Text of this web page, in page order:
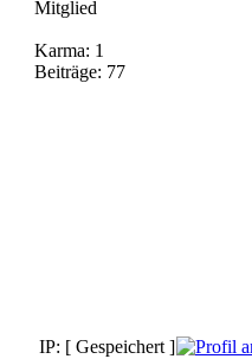
Mitglied
Karma: 1
Beiträge: 77
IP: [ Gespeichert ]